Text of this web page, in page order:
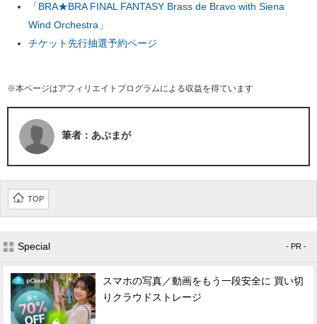
「BRA★BRA FINAL FANTASY Brass de Bravo with Siena
Wind Orchestra」
チケット先行抽選予約ページ
※本ページはアフィリエイトプログラムによる収益を得ています
筆者：あぷまが
TOP
Special - PR -
スマホの写真／動画をもう一段安全に 買い切
りクラウドストレージ